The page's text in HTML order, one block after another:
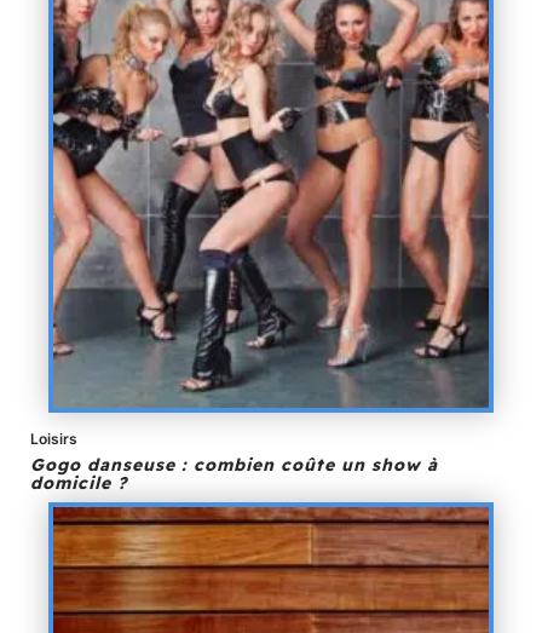
Loisirs
Gogo danseuse : combien coûte un show à
domicile ?